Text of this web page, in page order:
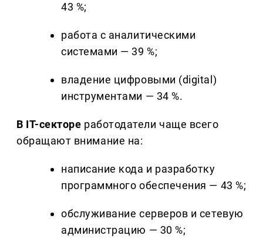
43 %;
работа с аналитическими
системами — 39 %;
владение цифровыми (digital)
инструментами — 34 %.
В IT-секторе работодатели чаще всего
обращают внимание на:
написание кода и разработку
программного обеспечения — 43 %;
обслуживание серверов и сетевую
администрацию — 30 %;